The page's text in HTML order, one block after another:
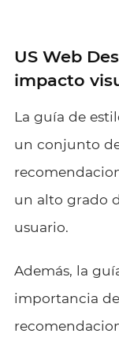
US Web
impacto
La guía de
un conjunto
un alto grado
usuario.
Además, la
importancia